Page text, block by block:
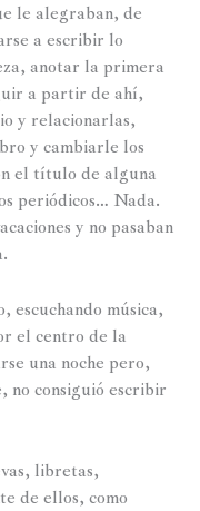
le alegraban, de
a escribir lo
anotar la primera
a partir de ahí,
y relacionarlas,
y cambiarle los
el título de alguna
periódicos… Nada.
y no pasaban
escuchando música,
el centro de la
una noche pero,
no consiguió escribir
libretas,
de ellos, como